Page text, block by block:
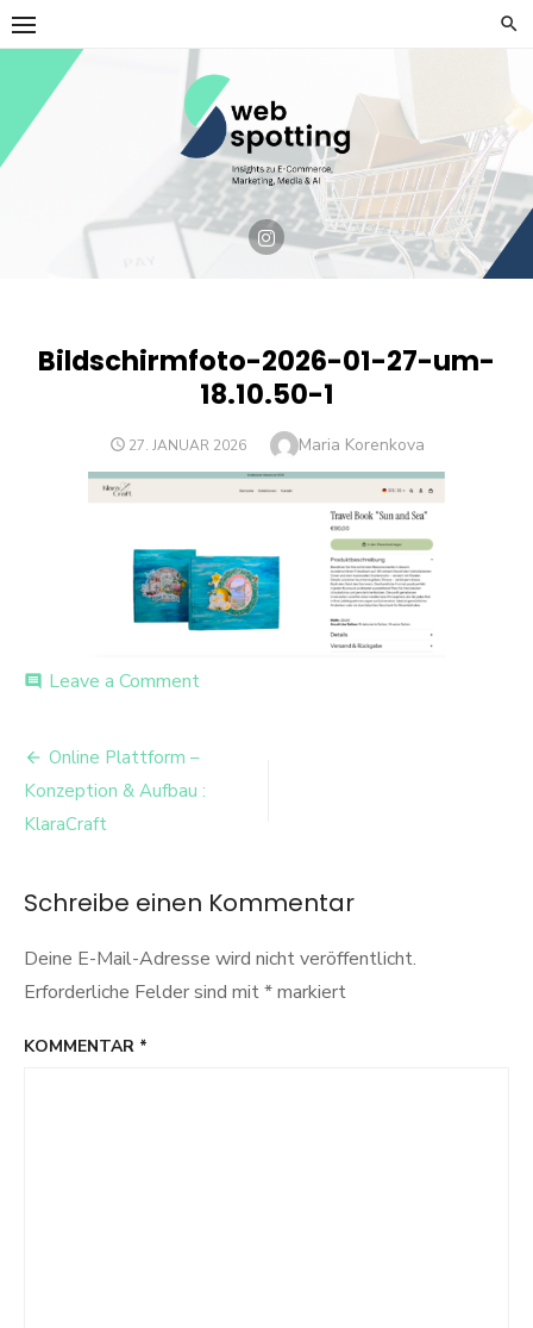
Skip
to
content
Bildschirmfoto-2026-01-27-um-
18.10.50-1
POSTED
27. JANUAR 2026 Author
Maria Korenkova
comment Leave a Commenton
01-
um-
Beitrags-
Navigation
Online Plattform –
Konzeption & Aufbau :
KlaraCraft
Schreibe einen Kommentar
Deine E-Mail-Adresse wird nicht veröffentlicht.
Erforderliche Felder sind mit*markiert
KOMMENTAR *